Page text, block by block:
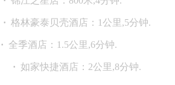
· 格林豪泰贝壳酒店：1公里,5分钟.
· 全季酒店：1.5公里,6分钟.
. · 如家快捷酒店：2公里,8分钟.